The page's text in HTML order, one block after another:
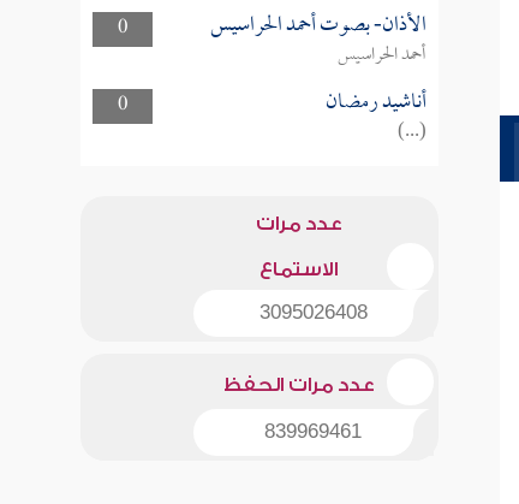
0
الأذان- بصوت أحمد الحراسيس
أحمد الحراسيس
0
أناشيد رمضان
(...)
عدد مرات
الاستماع
3095026408
عدد مرات الحفظ
839969461